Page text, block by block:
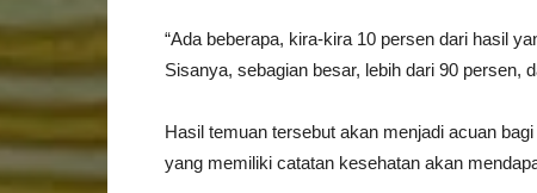
“Ada beberapa, kira-kira 10 persen dari hasil
Sisanya, sebagian besar, lebih dari 90 persen,
Hasil temuan tersebut akan menjadi acuan
yang memiliki catatan kesehatan akan